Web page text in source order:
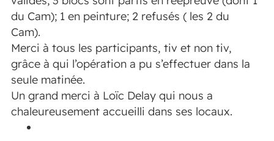
du Cam); 1 en peinture; 2 refusés ( les 2 du
Cam).
Merci à tous les participants, tiv et non tiv,
grâce à qui l’opération a pu s’effectuer dans la
seule matinée.
Un grand merci à Loïc Delay qui nous a
chaleureusement accueilli dans ses locaux.